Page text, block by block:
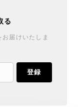
る
届けいたしま
登録